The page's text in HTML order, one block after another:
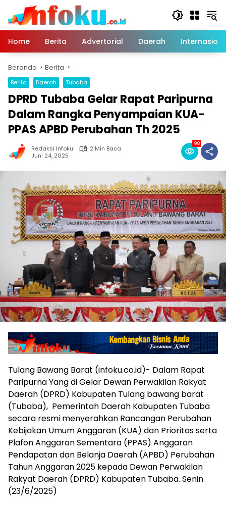
Langsung
konten
Home
Berita Advertorial Daerah
Beranda Berita
Berita Daerah Tubaba
DPRD Tubaba Gelar Rapat Paripurna
Dalam Rangka Penyampaian KUA-
PPAS APBD Perubahan Th 2025
Redaksi Infoku
2 Min Baca
Juni 24, 2025
98
Tulang Bawang Barat (infoku.co.id)- Dalam Rapat
Paripurna Yang di Gelar Dewan Perwakilan Rakyat
Daerah (DPRD) Kabupaten Tulang bawang barat
(Tubaba), Pemerintah Daerah Kabupaten Tubaba
secara resmi menyerahkan Rancangan Perubahan
Kebijakan Umum Anggaran (KUA) dan Prioritas serta
Plafon Anggaran Sementara (PPAS) Anggaran
Pendapatan dan Belanja Daerah (APBD) Perubahan
Tahun Anggaran 2025 kepada Dewan Perwakilan
Rakyat Daerah (DPRD) Kabupaten Tubaba. Senin
(23/6/2025)